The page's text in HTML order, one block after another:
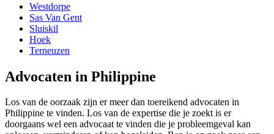
Westdorpe
Sas Van Gent
Sluiskil
Hoek
Terneuzen
Advocaten in Philippine
Los van de oorzaak zijn er meer dan toereikend advocaten in
Philippine te vinden. Los van de expertise die je zoekt is er
doorgaans wel een advocaat te vinden die je probleemgeval kan